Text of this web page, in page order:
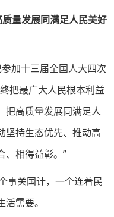
量发展同满足人民美好
加十三届全国人大四次
把最广大人民根本利益
把高质量发展同满足人
坚持生态优先、推动高
、相得益彰。”
事关国计，一个连着民
需要。